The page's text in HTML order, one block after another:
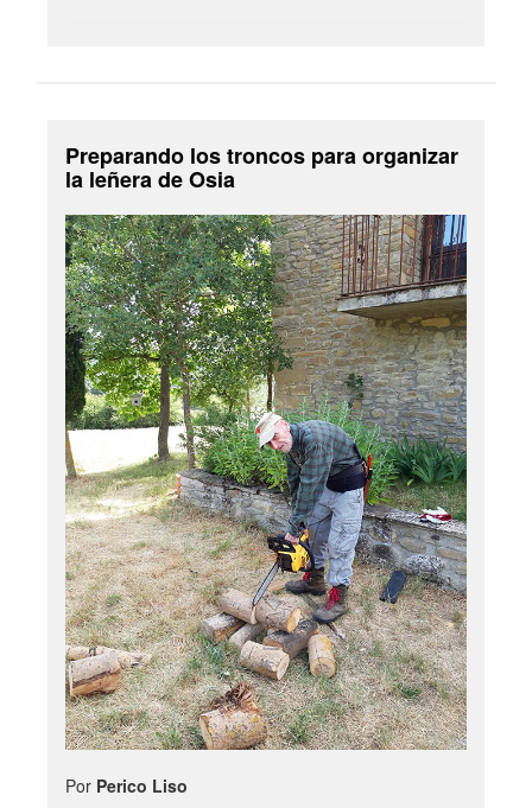
Preparando los troncos para organizar
la leñera de Osia
Por Perico Liso